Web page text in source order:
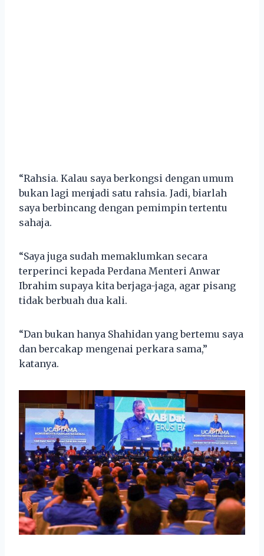
“Rahsia. Kalau saya berkongsi dengan umum
bukan lagi menjadi satu rahsia. Jadi, biarlah
saya berbincang dengan pemimpin tertentu
sahaja.
“Saya juga sudah memaklumkan secara
terperinci kepada Perdana Menteri Anwar
Ibrahim supaya kita berjaga-jaga, agar pisang
tidak berbuah dua kali.
“Dan bukan hanya Shahidan yang bertemu saya
dan bercakap mengenai perkara sama,”
katanya.